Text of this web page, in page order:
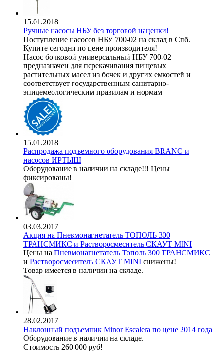
15.01.2018
Ручные насосы НБУ без торговой наценки!
Поступление насосов НБУ 700-02 на склад в Спб.
Купите сегодня по цене производителя!
Насос бочковой универсальный НБУ 700-02
предназначен для перекачивания пищевых
растительных масел из бочек и других емкостей и
соответствует государственным санитарно-
эпидемеологическим правилам и нормам.
15.01.2018
Распродажа подъемного оборудования BRANO и
насосов ИРТЫШ
Оборудование в наличии на складе!!! Цены
фиксированы!
03.03.2017
Акция на Пневмонагнетатель ТОПОЛЬ 300
ТРАНСМИКС и Растворосмеситель СКАУТ MINI
Цены на Пневмонагнетатель Тополь 300 ТРАНСМИКС
и Растворосмеситель СКАУТ MINI снижены!
Товар имеется в наличии на складе.
28.02.2017
Наклонный подъемник Minor Escalera по цене 2014 года
Оборудование в наличии на складе.
Стоимость 260 000 руб!